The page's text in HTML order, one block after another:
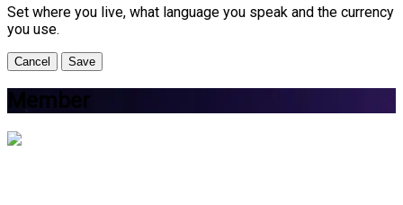
Set where you live, what language you speak and the currency
you use.
Cancel Save
Member